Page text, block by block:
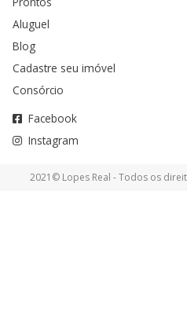
Aluguel
Blog
Cadastre seu imóvel
Consórcio
Facebook
Instagram
2021© Lopes Real - Todos os